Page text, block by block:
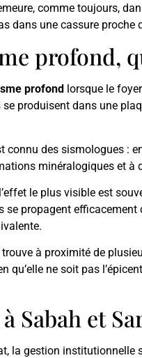
comme toujours,
dans une cassure proche
profond,
profond lorsque le
produisent dans une
connu des sismologues :
minéralogiques et à
le plus visible est
se propagent
trouve à proximité de
qu’elle ne soit pas
à Sabah et
la gestion institutionnelle